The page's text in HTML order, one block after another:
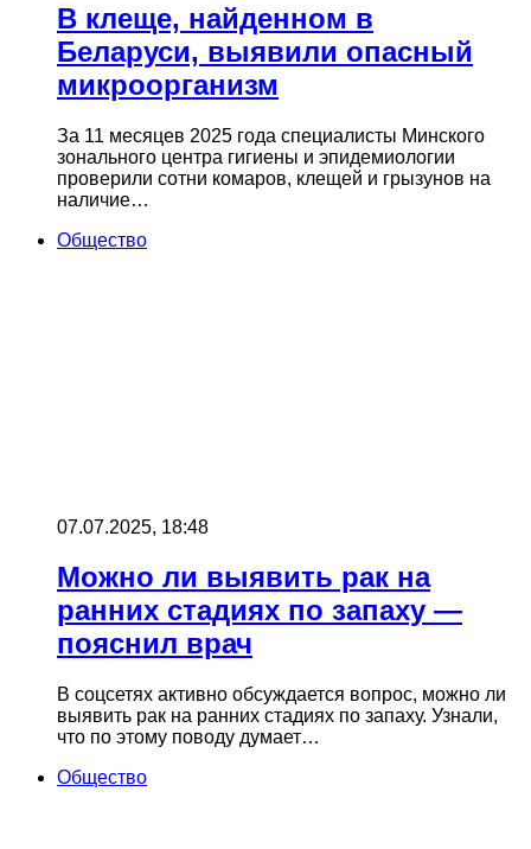
В клеще, найденном в
Беларуси, выявили опасный
микроорганизм
За 11 месяцев 2025 года специалисты Минского
зонального центра гигиены и эпидемиологии
проверили сотни комаров, клещей и грызунов на
наличие…
Общество
07.07.2025, 18:48
Можно ли выявить рак на
ранних стадиях по запаху —
пояснил врач
В соцсетях активно обсуждается вопрос, можно ли
выявить рак на ранних стадиях по запаху. Узнали,
что по этому поводу думает…
Общество